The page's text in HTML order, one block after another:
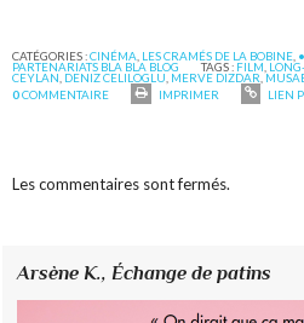
CATÉGORIES :CINÉMA LES CRAMÉS DE LA BOBINE
PARTENARIATS BLA BLA BLOG TAGS : FILM
CEYLAN DENIZ CELILOGLU MERVE DIZDAR
0COMMENTAIRE IMPRIMER LIEN
Les commentaires sont fermés.
Arsène K.,Échange de patins